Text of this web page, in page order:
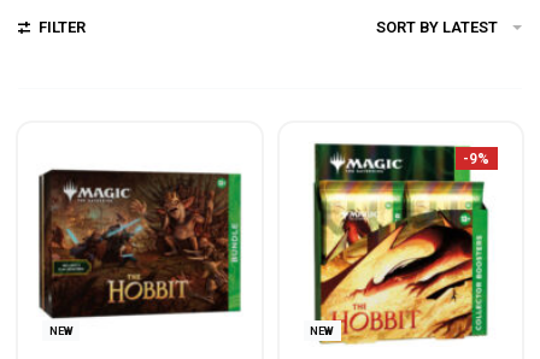
FILTER SORT BY LATEST
NEW
-9%
NEW